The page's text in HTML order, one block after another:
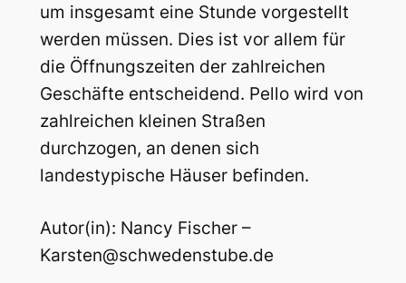
um insgesamt eine Stunde vorgestellt
werden müssen. Dies ist vor allem für
die Öffnungszeiten der zahlreichen
Geschäfte entscheidend. Pello wird von
zahlreichen kleinen Straßen
durchzogen, an denen sich
landestypische Häuser befinden.
Autor(in): Nancy Fischer –
Karsten@schwedenstube.de